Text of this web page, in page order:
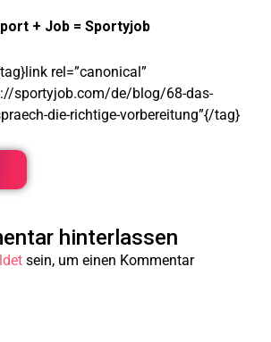
+ Job = Sportyjob
rel=”canonical”
sportyjob.com/de/blog/68-das-
die-richtige-vorbereitung”{/tag}
hinterlassen
sein, um einen Kommentar